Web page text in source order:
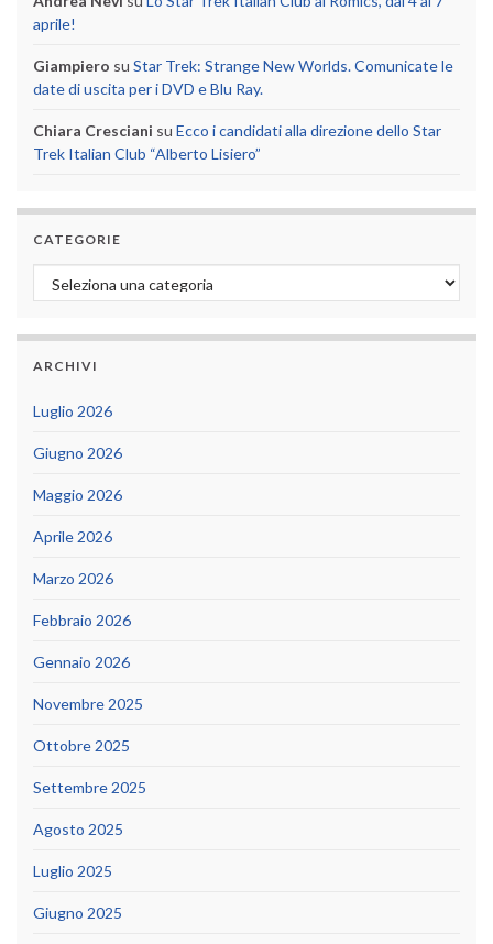
aprile!
Giampiero su Star Trek: Strange New Worlds. Comunicate le
date di uscita per i DVD e Blu Ray.
Chiara Cresciani su Ecco i candidati alla direzione dello Star
Trek Italian Club “Alberto Lisiero”
CATEGORIE
Categorie
ARCHIVI
Luglio 2026
Giugno 2026
Maggio 2026
Aprile 2026
Marzo 2026
Febbraio 2026
Gennaio 2026
Novembre 2025
Ottobre 2025
Settembre 2025
Agosto 2025
Luglio 2025
Giugno 2025